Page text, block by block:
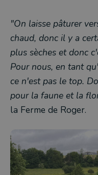
"On laisse pâturer
chaud, donc il y a
plus sèches et donc
Pour nous, en tant
ce n'est pas le top.
pour la faune et la
la Ferme de Roger.